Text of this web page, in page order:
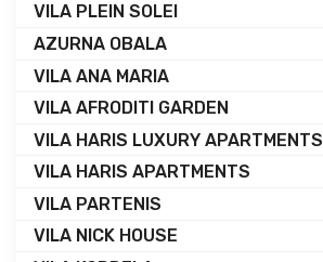
VILA PLEIN SOLEI
AZURNA OBALA
VILA ANA MARIA
VILA AFRODITI GARDEN
VILA HARIS LUXURY APARTMENTS
VILA HARIS APARTMENTS
VILA PARTENIS
VILA NICK HOUSE